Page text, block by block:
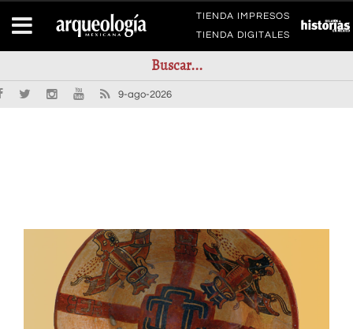
TIENDA IMPRESOS
TIENDA DIGITALES
9-ago-2026